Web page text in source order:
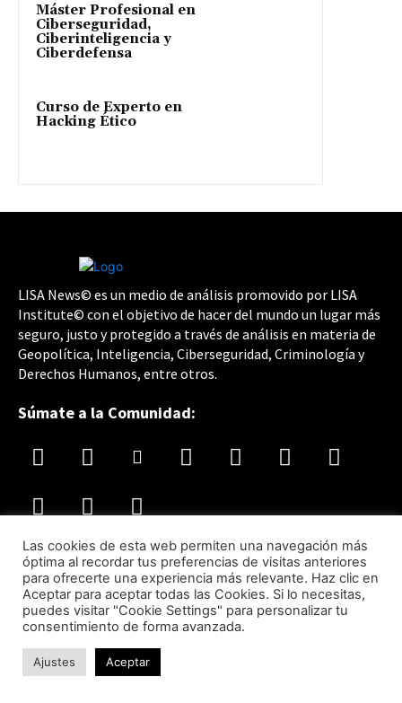
Máster Profesional en
Ciberseguridad,
Ciberinteligencia y
Ciberdefensa
Curso de Experto en
Hacking Ético
LISA News© es un medio de análisis promovido por LISA
Institute© con el objetivo de hacer del mundo un lugar más
seguro, justo y protegido a través de análisis en materia de
Geopolítica, Inteligencia, Ciberseguridad, Criminología y
Derechos Humanos, entre otros.
Súmate a la Comunidad:
Accesos directos
Vídeo-Presentación LISA News
LISA Institute
Cursos y Másteres universitarios
LISA Comunidad
Las cookies de esta web permiten una navegación más
óptima al recordar tus preferencias de visitas anteriores
para ofrecerte una experiencia más relevante. Haz clic en
Aceptar para aceptar todas las Cookies. Si lo necesitas,
puedes visitar "Cookie Settings" para personalizar tu
consentimiento de forma avanzada.
Ajustes Aceptar